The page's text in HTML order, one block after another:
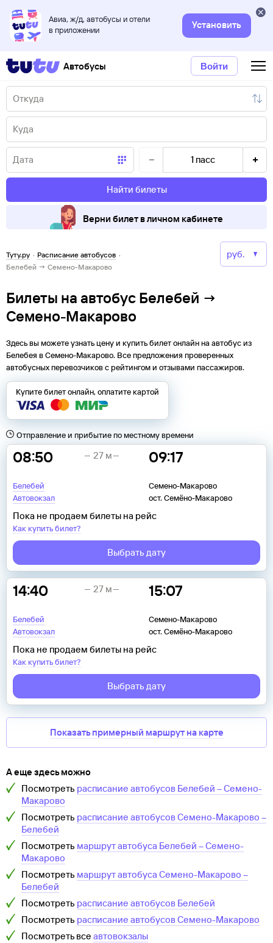
Авиа, ж/д, автобусы и отели
в приложении
Установить
Автобусы Войти
1 пасс
Найти билеты
Верни билет в личном кабинете
Туту.ру · Расписание автобусов ·
Белебей → Семено-Макарово
Билеты на автобус Белебей →
Семено-Макарово
Здесь вы можете узнать цену и купить билет онлайн на автобус из
Белебея вСемено-Макарово. Все предложения проверенных
автобусных перевозчиков с рейтингом и отзывами пассажиров.
Купите билет онлайн, оплатите картой
Отправление и прибытие по местному времени
08:50
Белебей
Автовокзал
09:17
Семено-Макарово
ост. Семёно-Макарово
27 м
Пока не продаем билеты на рейс
Как купить билет?
Выбрать дату
14:40
Белебей
Автовокзал
15:07
Семено-Макарово
ост. Семёно-Макарово
27 м
Пока не продаем билеты на рейс
Как купить билет?
Выбрать дату
Показать примерный маршрут на карте
А еще здесь можно
Посмотреть расписание автобусов Белебей –Семено-
Макарово
Посмотреть расписание автобусовСемено-Макарово –
Белебей
Посмотреть маршрут автобуса Белебей –Семено-
Макарово
Посмотреть маршрут автобуса Семено-Макарово –
Белебей
Посмотреть расписание автобусов Белебей
Посмотреть расписание автобусовСемено-Макарово
Посмотреть все автовокзалы